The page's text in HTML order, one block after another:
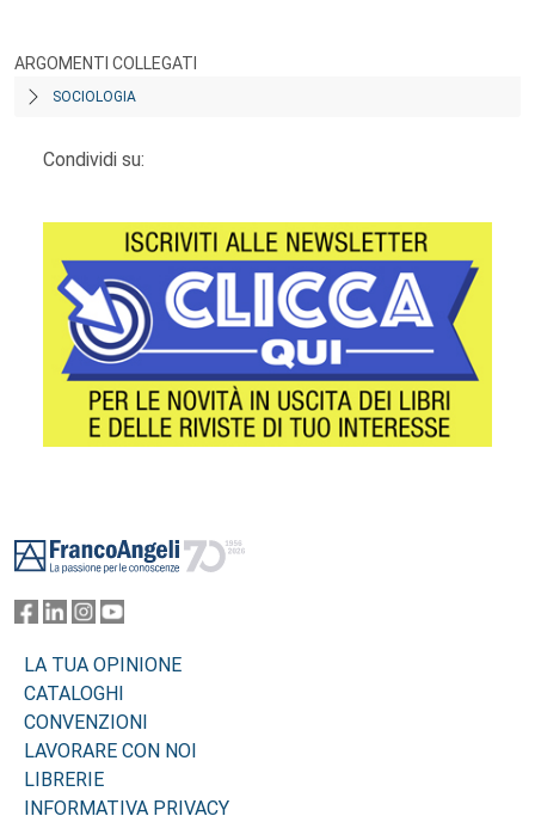
ARGOMENTI COLLEGATI
SOCIOLOGIA
Condividi su:
LA TUA OPINIONE
CATALOGHI
CONVENZIONI
LAVORARE CON NOI
LIBRERIE
INFORMATIVA PRIVACY